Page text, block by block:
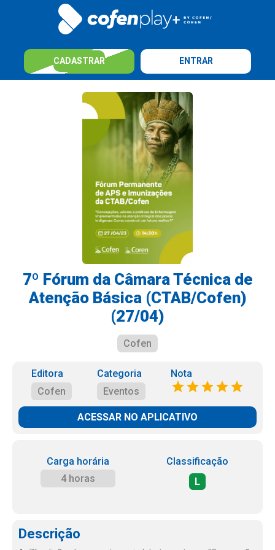
CADASTRAR ENTRAR
7º Fórum da Câmara Técnica de
Atenção Básica (CTAB/Cofen)
(27/04)
Cofen
Editora
Cofen
Categoria
Eventos
Nota
ACESSAR NO APLICATIVO
Carga horária
4 horas
Classificação
L
Descrição